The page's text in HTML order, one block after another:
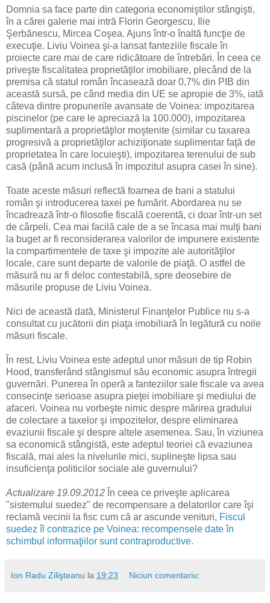
Domnia sa face parte din categoria economiştilor stângişti,
în a cărei galerie mai intră Florin Georgescu, Ilie
Şerbănescu, Mircea Coşea. Ajuns într-o înaltă funcţie de
execuţie. Liviu Voinea şi-a lansat fanteziile fiscale în
proiecte care mai de care ridicătoare de întrebări. În ceea ce
priveşte fiscalitatea proprietăţilor imobiliare, plecând de la
premisa că statul român încasează doar 0,7% din PIB din
această sursă, pe când media din UE se apropie de 3%, iată
câteva dintre propunerile avansate de Voinea: impozitarea
piscinelor (pe care le apreciază la 100.000), impozitarea
suplimentară a proprietăţilor moştenite (similar cu taxarea
progresivă a proprietăţilor achiziţionate suplimentar faţă de
proprietatea în care locuieşti), impozitarea terenului de sub
casă (până acum inclusă în impozitul asupra casei în sine).
Toate aceste măsuri reflectă foamea de bani a statului
român şi introducerea taxei pe fumărit. Abordarea nu se
încadrează într-o filosofie fiscală coerentă, ci doar într-un set
de cârpeli. Cea mai facilă cale de a se încasa mai mulţi bani
la buget ar fi reconsiderarea valorilor de impunere existente
la compartimentele de taxe şi impozite ale autorităţilor
locale, care sunt departe de valorile de piaţă. O astfel de
măsură nu ar fi deloc contestabilă, spre deosebire de
măsurile propuse de Liviu Voinea.
Nici de această dată, Ministerul Finanţelor Publice nu s-a
consultat cu jucătorii din piaţa imobiliară în legătură cu noile
măsuri fiscale.
În rest, Liviu Voinea este adeptul unor măsuri de tip Robin
Hood, transferând stângismul său economic asupra întregii
guvernări. Punerea în operă a fanteziilor sale fiscale va avea
consecinţe serioase asupra pieţei imobiliare şi mediului de
afaceri. Voinea nu vorbeşte nimic despre mărirea gradului
de colectare a taxelor şi impozitelor, despre eliminarea
evaziunii fiscale şi despre altele asemenea. Sau, în viziunea
sa economică stângistă, este adeptul teoriei că evaziunea
fiscală, mai ales la nivelurile mici, suplineşte lipsa sau
insuficienţa politicilor sociale ale guvernului?
Actualizare 19.09.2012 În ceea ce priveşte aplicarea
"sistemului suedez" de recompensare a delatorilor care îşi
reclamă vecinii la fisc cum că ar ascunde venituri, Fiscul
suedez îl contrazice pe Voinea: recompensele date în
schimbul informaţiilor sunt contraproductive.
Ion Radu Zilişteanu la 19:23 Niciun comentariu: